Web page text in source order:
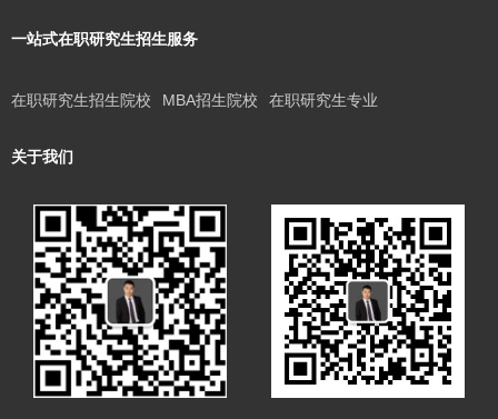
一站式在职研究生招生服务
在职研究生招生院校 MBA招生院校 在职研究生专业
关于我们